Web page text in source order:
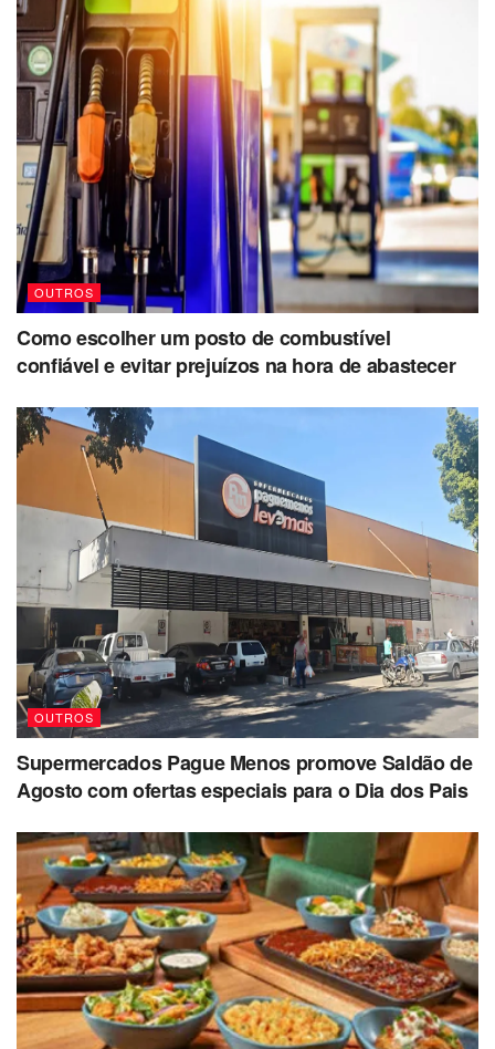
OUTROS
Como escolher um posto de combustível
confiável e evitar prejuízos na hora de abastecer
OUTROS
Supermercados Pague Menos promove Saldão de
Agosto com ofertas especiais para o Dia dos Pais